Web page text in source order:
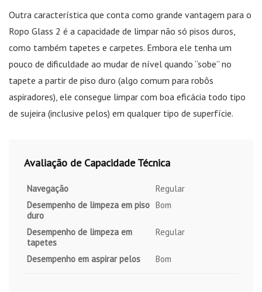
Outra característica que conta como grande vantagem para o
Ropo Glass 2 é a capacidade de limpar não só pisos duros,
como também tapetes e carpetes. Embora ele tenha um
pouco de dificuldade ao mudar de nível quando “sobe” no
tapete a partir de piso duro (algo comum para robôs
aspiradores), ele consegue limpar com boa eficácia todo tipo
de sujeira (inclusive pelos) em qualquer tipo de superfície.
Avaliação de Capacidade Técnica
Navegação
Regular
Desempenho de limpeza em piso
duro
Bom
Desempenho de limpeza em
tapetes
Regular
Desempenho em aspirar pelos Bom